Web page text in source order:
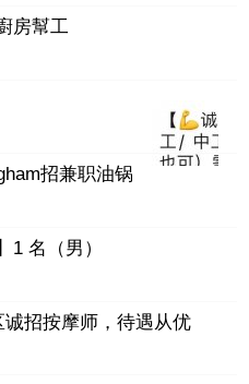
房幫工
招兼职油锅
1 名（男）
诚招按摩师，待遇从优